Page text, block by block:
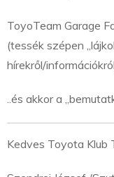
ToyoTeam Garage
(tessék szépen
hírekről/
..és akkor a
Kedves Toyota Klub